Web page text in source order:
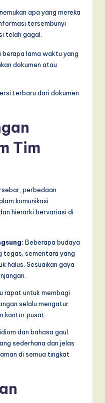
apa yang mereka
tersembunyi
telah gagal.
berapa lama waktu yang
dokumen atau
terbaru dari dokumen
Tim
perbedaan
komunikasi.
hierarki bervariasi di
Beberapa budaya
tegas, sementara yang
halus. Sesuaikan gaya
rapat untuk membagi
selalu mengatur
kantor pusat.
dan bahasa gaul.
sederhana dan jelas
di semua tingkat